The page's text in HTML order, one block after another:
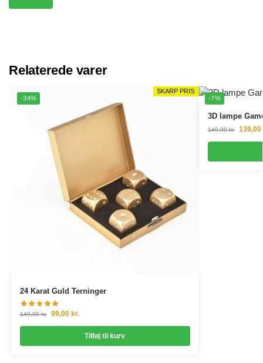
Relaterede varer
SKARP PRIS
-34%
SKARP PRIS
24 Karat Guld Terninger
149,00kr. 99,00 kr.
Tilføj til kurv
-7%
3D lampe
149,00kr. 139,00